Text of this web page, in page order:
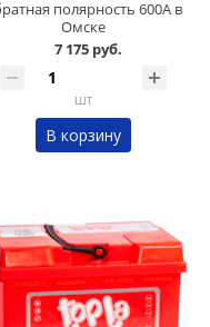
полярность 600А в
Омске
7 175 руб.
шт
В корзину